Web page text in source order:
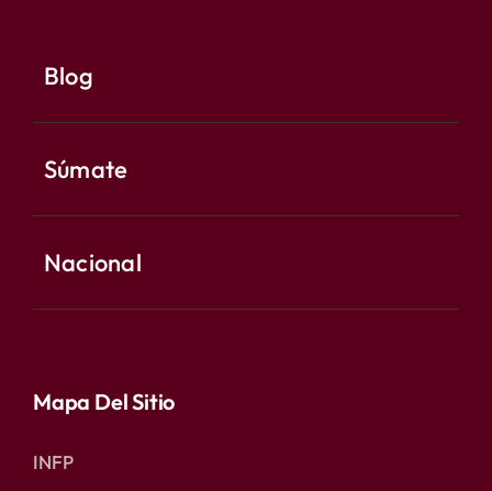
Blog
Súmate
Nacional
Mapa Del Sitio
INFP